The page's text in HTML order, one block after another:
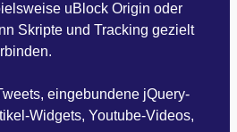
uBlock Origin oder
Skripte und Tracking gezielt
eingebundene jQuery-
Widgets, Youtube-Videos,